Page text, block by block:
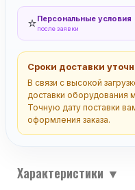
⭐Персональные условия
после заявки
Сроки доставки
В связи с высокой
доставки оборудования
Точную дату поставки
оформления заказа.
Характеристики ▼